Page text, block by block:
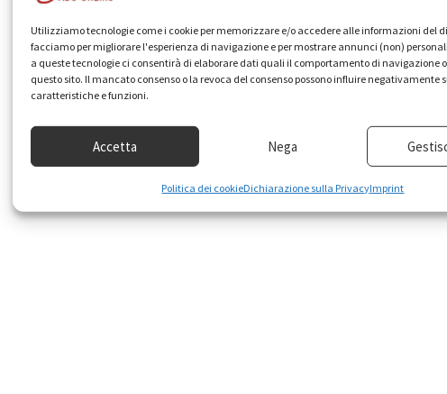
Utilizziamo tecnologie come i cookie per memorizzare e/o accedere alle informazioni del
facciamo per migliorare l'esperienza di navigazione e per mostrare annunci (non)
a queste tecnologie ci consentirà di elaborare dati quali il comportamento di navigazione
questo sito. Il mancato consenso o la revoca del consenso possono influire negativamente
caratteristiche e funzioni.
Accetta Nega
Politica dei cookieDichiarazione sulla PrivacyImprint